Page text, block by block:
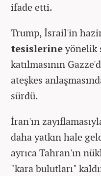
ifade etti.
Trump, İsrail'in
tesislerineyönelik
katılmasının
ateşkes
sürdü.
İran'ın
daha yatkın hale
ayrıca Tahran'ın
"kara bulutları"